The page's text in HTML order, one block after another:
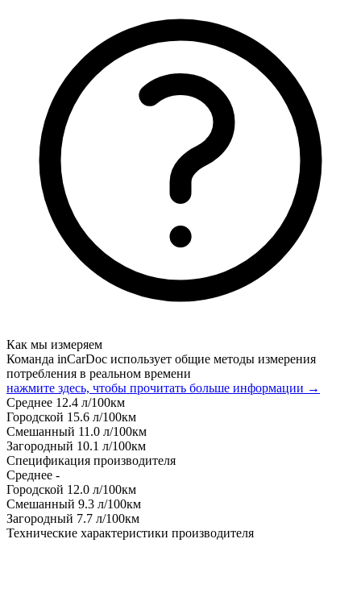
Как мы измеряем
Команда inCarDoc использует общие методы измерения
потребления в реальном времени
нажмите здесь, чтобы прочитать больше информации →
Среднее 12.4 л/100км
Городской 15.6 л/100км
Смешанный 11.0 л/100км
Загородный 10.1 л/100км
Спецификация производителя
Среднее -
Городской 12.0 л/100км
Смешанный 9.3 л/100км
Загородный 7.7 л/100км
Технические характеристики производителя